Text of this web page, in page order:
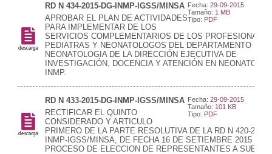
Fecha:29-09-2015
Tamaño: 1 MB
Tipo: PDF
RD N 434-2015-DG-INMP-IGSS/MINSA
APROBAR EL PLAN DE ACTIVIDADES
PARA IMPLEMENTAR DE LOS
SERVICIOS COMPLEMENTARIOS DE LOS PROFESIONALES
PEDIATRAS Y NEONATOLOGOS DEL DEPARTAMENTO DE
NEONATOLOGIA DE LA DIRECCIÓN EJECUTIVA DE
INVESTIGACIÓN, DOCENCIA Y ATENCIÓN EN
INMP.
Fecha:29-09-2015
Tamaño: 101 KB
Tipo: PDF
RD N 433-2015-DG-INMP-IGSS/MINSA
RECTIFICAR EL QUINTO
CONSIDERADO Y ARTICULO
PRIMERO DE LA PARTE RESOLUTIVA DE LA RD N 420-2015-
INMP-IGSS/MINSA, DE FECHA 16 DE SETIEMBRE 2015
PROCESO DE ELECCION DE REPRESENTANTES A